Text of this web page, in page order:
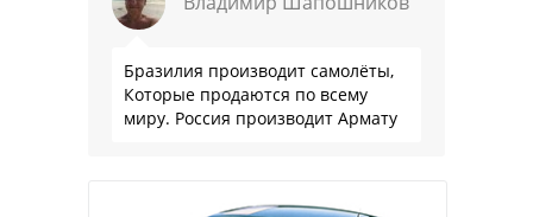
Бразилия производит самолёты,
Которые продаются по всему
миру. Россия производит Армату